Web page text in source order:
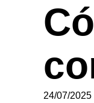
24/07/2025